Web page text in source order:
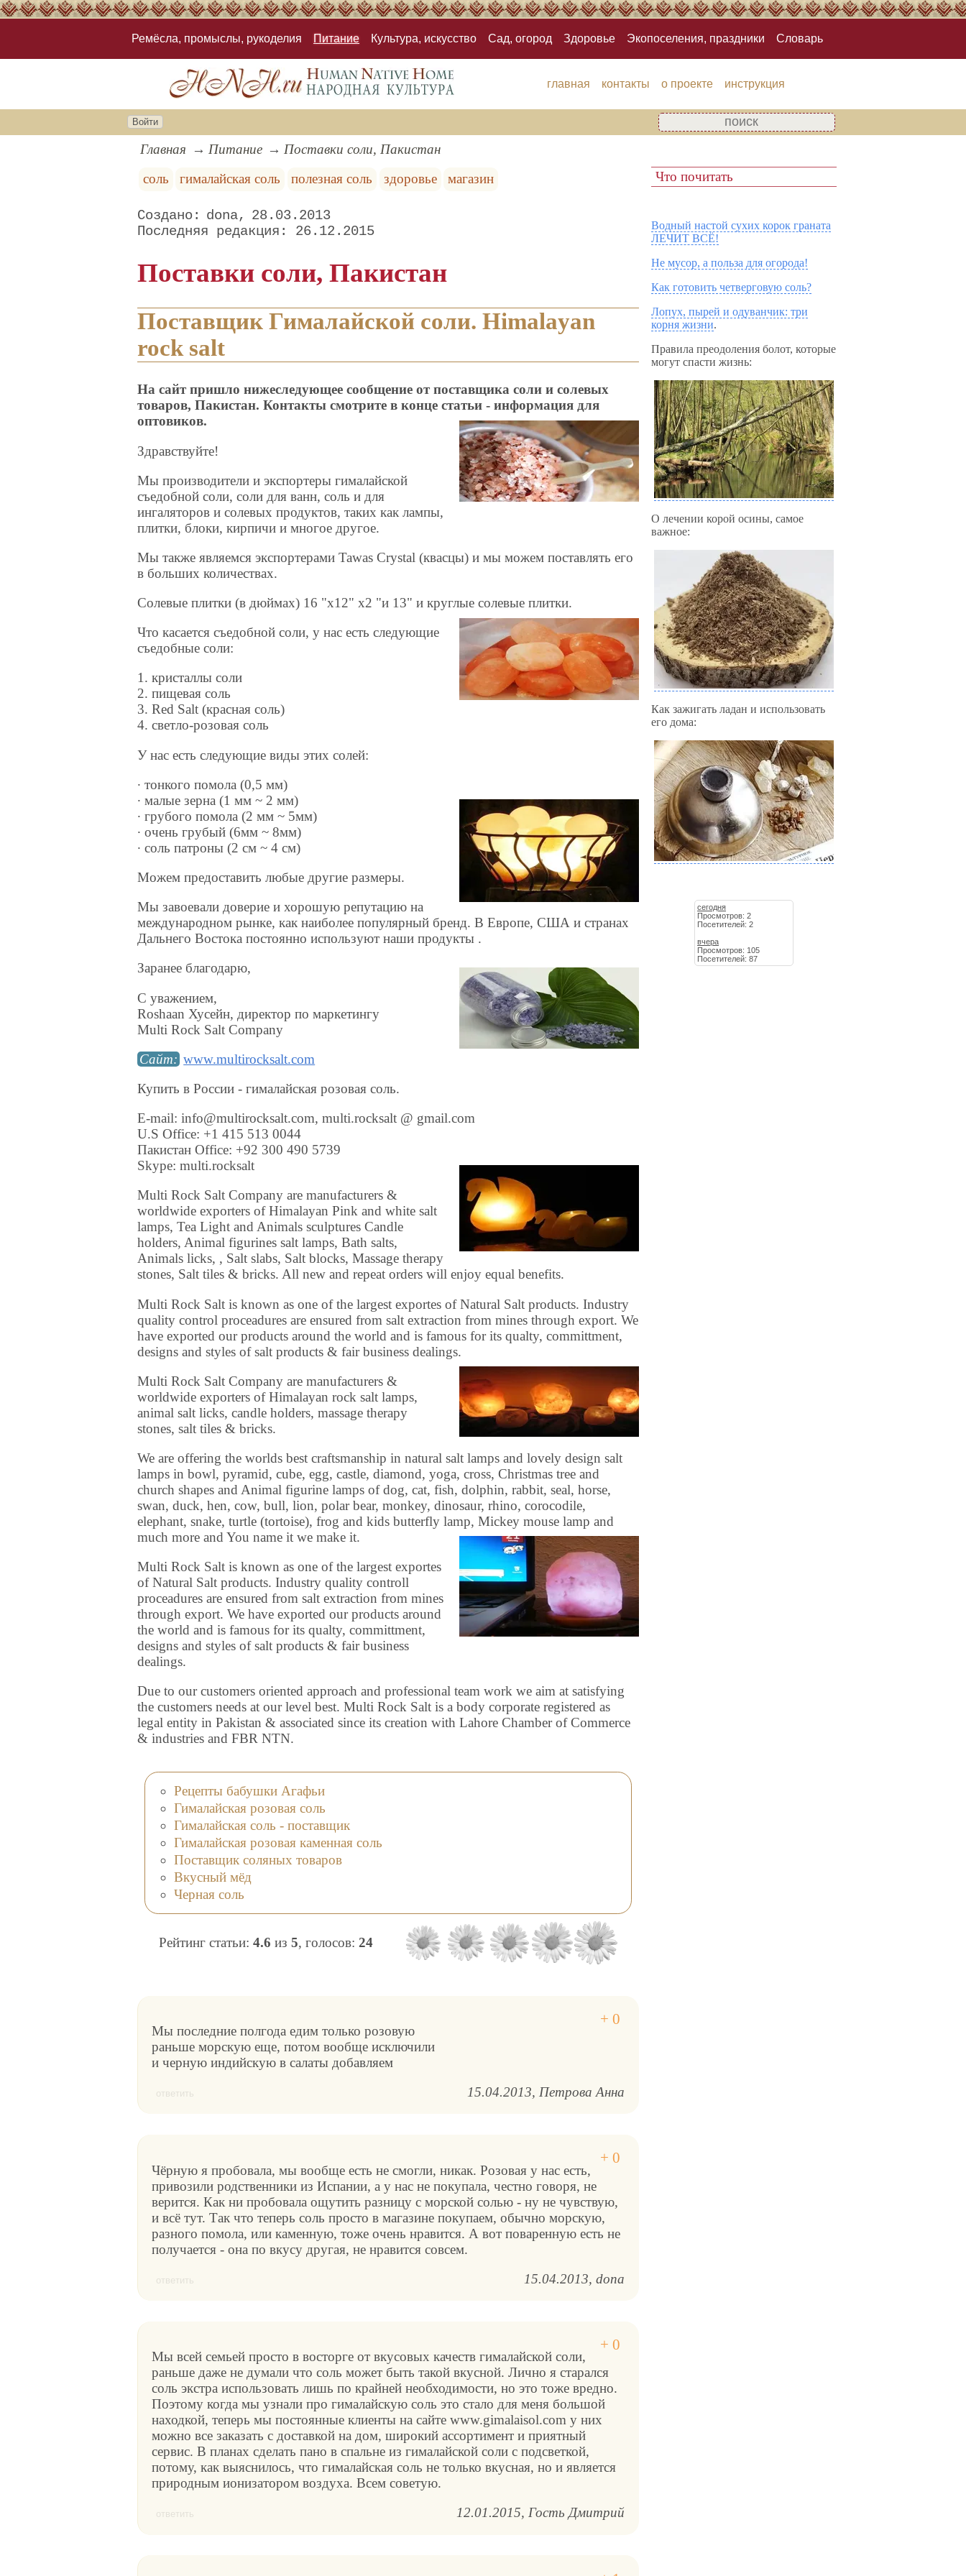
Ремёсла, промыслы, рукоделия Питание Культура, искусство Сад, огород Здоровье Экопоселения, праздники Словарь
главная контакты о проекте инструкция
Войти
Главная Питание
Поставки соли, Пакистан
соль
гималайская соль полезная соль здоровье магазин
dona
28.03.2013
26.12.2015
Поставки соли, Пакистан
Поставщик Гималайской соли. Himalayan
rock salt
На сайт пришло нижеследующее сообщение от поставщика соли и солевых
товаров, Пакистан. Контакты смотрите в конце статьи - информация для
оптовиков.
Здравствуйте!
Мы производители и экспортеры гималайской
съедобной соли, соли для ванн, соль и для
ингаляторов и солевых продуктов, таких как лампы,
плитки, блоки, кирпичи и многое другое.
Мы также являемся экспортерами Tawas Crystal (квасцы) и мы можем поставлять его
в больших количествах.
Солевые плитки (в дюймах) 16 "x12" x2 "и 13" и круглые солевые плитки.
Что касается съедобной соли, у нас есть следующие
съедобные соли:
1. кристаллы соли
2. пищевая соль
3. Red Salt (красная соль)
4. светло-розовая соль
У нас есть следующие виды этих солей:
∙ тонкого помола (0,5 мм)
∙ малые зерна (1 мм ~ 2 мм)
∙ грубого помола (2 мм ~ 5мм)
∙ очень грубый (6мм ~ 8мм)
∙ соль патроны (2 см ~ 4 см)
Можем предоставить любые другие размеры.
Мы завоевали доверие и хорошую репутацию на
международном рынке, как наиболее популярный бренд. В Европе, США и странах
Дальнего Востока постоянно используют наши продукты .
Заранее благодарю,
С уважением,
Roshaan Хусейн, директор по маркетингу
Multi Rock Salt Company
Сайт: www.multirocksalt.com
Купить в России - гималайская розовая соль.
E-mail: info@multirocksalt.com, multi.rocksalt @ gmail.com
U.S Office: +1 415 513 0044
Пакистан Office: +92 300 490 5739
Skype: multi.rocksalt
Multi Rock Salt Company are manufacturers &
worldwide exporters of Himalayan Pink and white salt
lamps, Tea Light and Animals sculptures Candle
holders, Animal figurines salt lamps, Bath salts,
Animals licks, , Salt slabs, Salt blocks, Massage therapy
stones, Salt tiles & bricks. All new and repeat orders will enjoy equal benefits.
Multi Rock Salt is known as one of the largest exportes of Natural Salt products. Industry
quality control proceadures are ensured from salt extraction from mines through export. We
have exported our products around the world and is famous for its qualty, committment,
designs and styles of salt products & fair business dealings.
Multi Rock Salt Company are manufacturers &
worldwide exporters of Himalayan rock salt lamps,
animal salt licks, candle holders, massage therapy
stones, salt tiles & bricks.
We are offering the worlds best craftsmanship in natural salt lamps and lovely design salt
lamps in bowl, pyramid, cube, egg, castle, diamond, yoga, cross, Christmas tree and
church shapes and Animal figurine lamps of dog, cat, fish, dolphin, rabbit, seal, horse,
swan, duck, hen, cow, bull, lion, polar bear, monkey, dinosaur, rhino, corocodile,
elephant, snake, turtle (tortoise), frog and kids butterfly lamp, Mickey mouse lamp and
much more and You name it we make it.
Multi Rock Salt is known as one of the largest exportes
of Natural Salt products. Industry quality controll
proceadures are ensured from salt extraction from mines
through export. We have exported our products around
the world and is famous for its qualty, committment,
designs and styles of salt products & fair business
dealings.
Due to our customers oriented approach and professional team work we aim at satisfying
the customers needs at our level best. Multi Rock Salt is a body corporate registered as
legal entity in Pakistan & associated since its creation with Lahore Chamber of Commerce
& industries and FBR NTN.
Рецепты бабушки Агафьи
Гималайская розовая соль
Гималайская соль - поставщик
Гималайская розовая каменная соль
Поставщик соляных товаров
Вкусный мёд
Черная соль
Рейтинг статьи: 4.6 из 5, голосов: 24
Мы последние полгода едим только розовую
раньше морскую еще, потом вообще исключили
и черную индийскую в салаты добавляем
ответить 15.04.2013 Петрова Анна
Чёрную я пробовала, мы вообще есть не смогли, никак. Розовая у нас есть,
привозили родственники из Испании, а у нас не покупала, честно говоря, не
верится. Как ни пробовала ощутить разницу с морской солью - ну не чувствую,
и всё тут. Так что теперь соль просто в магазине покупаем, обычно морскую,
разного помола, или каменную, тоже очень нравится. А вот поваренную есть не
получается - она по вкусу другая, не нравится совсем.
ответить 15.04.2013 dona
Мы всей семьей просто в восторге от вкусовых качеств гималайской соли,
раньше даже не думали что соль может быть такой вкусной. Лично я старался
соль экстра использовать лишь по крайней необходимости, но это тоже вредно.
Поэтому когда мы узнали про гималайскую соль это стало для меня большой
находкой, теперь мы постоянные клиенты на сайте www.gimalaisol.com у них
можно все заказать с доставкой на дом, широкий ассортимент и приятный
сервис. В планах сделать пано в спальне из гималайской соли с подсветкой,
потому, как выяснилось, что гималайская соль не только вкусная, но и является
природным ионизатором воздуха. Всем советую.
ответить 12.01.2015 Гость Дмитрий
Что почитать
Водный настой сухих корок граната
ЛЕЧИТ ВСЁ!
Не мусор, а польза для огорода!
Как готовить четверговую соль?
Лопух, пырей и одуванчик: три
корня жизни.
Правила преодоления болот, которые
могут спасти жизнь:
О лечении корой осины, самое
важное:
Как зажигать ладан и использовать
его дома:
сегодня
Просмотров: 2
Посетителей: 2
вчера
Просмотров: 105
Посетителей: 87